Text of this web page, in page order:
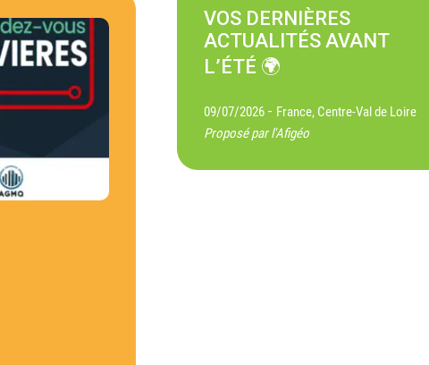
VOS DERNIÈRES
ACTUALITÉS AVANT
L’ÉTÉ 🌍
09/07/2026 - France, Centre-Val de Loire
Proposé par l'Afigéo